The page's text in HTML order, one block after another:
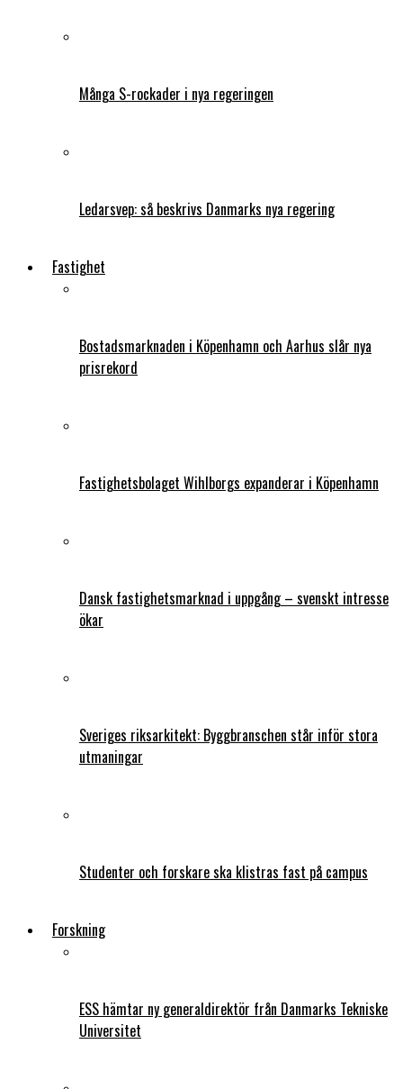
Många S-rockader i nya regeringen
Ledarsvep: så beskrivs Danmarks nya regering
Fastighet
Bostadsmarknaden i Köpenhamn och Aarhus slår nya
prisrekord
Fastighetsbolaget Wihlborgs expanderar i Köpenhamn
Dansk fastighetsmarknad i uppgång – svenskt intresse
ökar
Sveriges riksarkitekt: Byggbranschen står inför stora
utmaningar
Studenter och forskare ska klistras fast på campus
Forskning
ESS hämtar ny generaldirektör från Danmarks Tekniske
Universitet